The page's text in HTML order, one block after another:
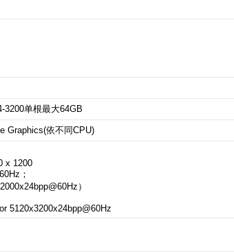
3200单根最大64GB
Graphics(依不同CPU)
x 1200
；
）
5120x3200x24bpp@60Hz